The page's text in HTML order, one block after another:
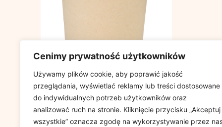
Cenimy prywatność użytkowników
Używamy plików cookie, aby poprawić jakość
przeglądania, wyświetlać reklamy lub treści dostosowane
do indywidualnych potrzeb użytkowników oraz
analizować ruch na stronie. Kliknięcie przycisku „Akceptuj
wszystkie” oznacza zgodę na wykorzystywanie przez
Pojemnik z papieru
bambusowego+PLA 350ml
śr.90mm, pokrywka w
komplecie, 100%
biodegradowalne kpl. 25 sztuk